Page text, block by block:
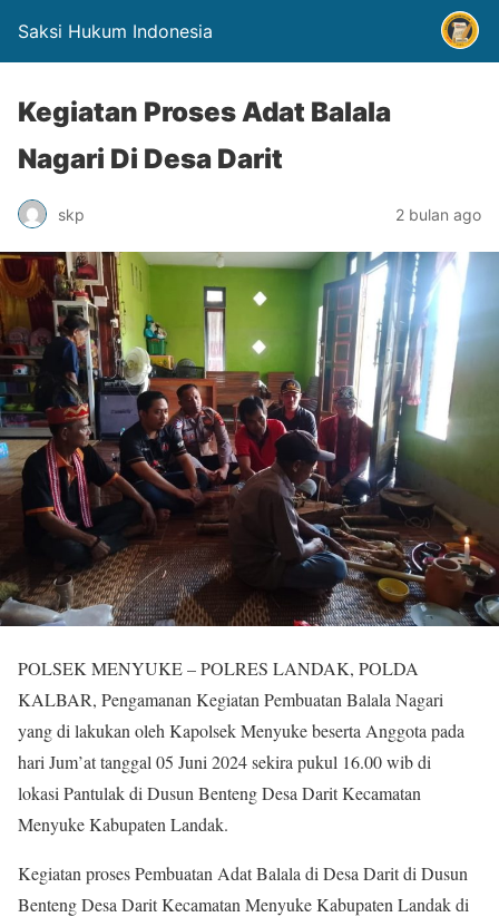
Saksi Hukum Indonesia
Kegiatan Proses Adat Balala
Nagari Di Desa Darit
skp 2 bulan ago
POLSEK MENYUKE – POLRES LANDAK, POLDA
KALBAR, Pengamanan Kegiatan Pembuatan Balala Nagari
yang di lakukan oleh Kapolsek Menyuke beserta Anggota pada
hari Jum’at tanggal 05 Juni 2024 sekira pukul 16.00 wib di
lokasi Pantulak di Dusun Benteng Desa Darit Kecamatan
Menyuke Kabupaten Landak.
Kegiatan proses Pembuatan Adat Balala di Desa Darit di Dusun
Benteng Desa Darit Kecamatan Menyuke Kabupaten Landak di